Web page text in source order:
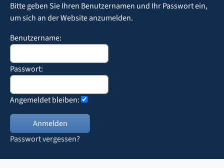
Bitte geben Sie Ihren Benutzernamen und Ihr Passwort ein,
um sich an der Website anzumelden.
Benutzername:
Passwort:
Angemeldet bleiben:
Passwort vergessen?